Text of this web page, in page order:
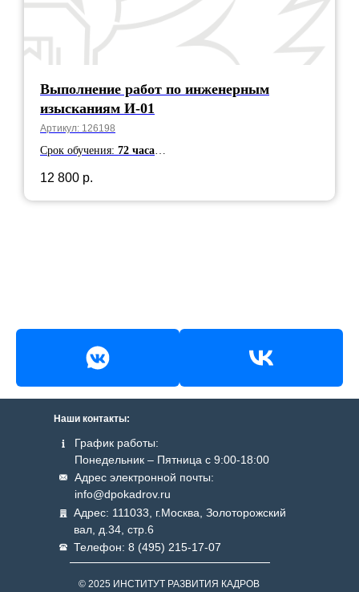
Выполнение работ по инженерным
изысканиям И-01
Артикул: 126198
Срок обучения: 72 часа
12 800 р.
Наши контакты:
График работы:
Понедельник – Пятница с 9:00-18:00
Адрес: 111033, г.Москва, Золоторожский
вал, д.34, стр.6
Телефон: 8 (495) 215-17-07
© 2025 ИНСТИТУТ РАЗВИТИЯ КАДРОВ
Адрес электронной почты:
info@dpokadrov.ru